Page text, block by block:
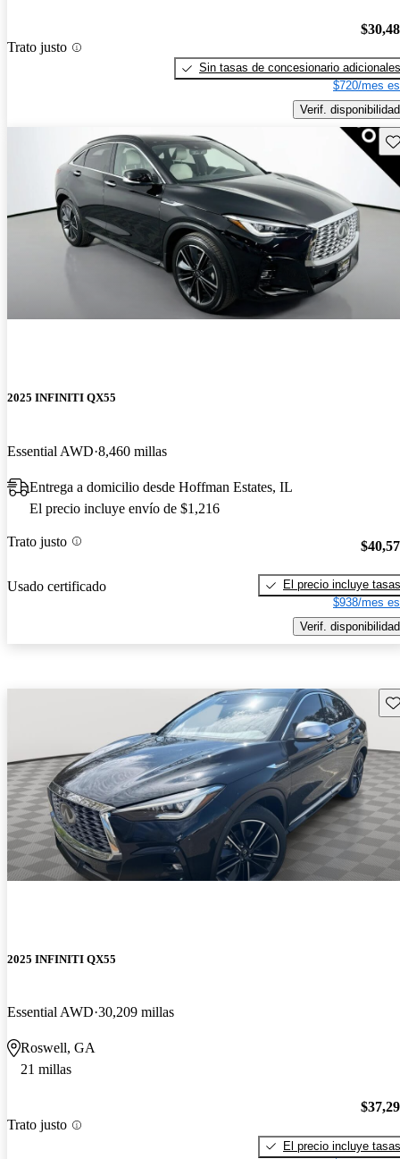
Trato justo
Sin tasas de concesionario adicionales
$720/mes
Verif. disponibilidad
2025 INFINITI QX55
Essential AWD 8,460 millas
Entrega a domicilio desde Hoffman Estates, IL
El precio incluye envío de $1,216
Trato justo
Usado certificado
El precio incluye tasas
$938/mes
Verif. disponibilidad
2025 INFINITI QX55
Essential AWD 30,209 millas
Roswell, GA
21 millas
Trato justo
El precio incluye tasas